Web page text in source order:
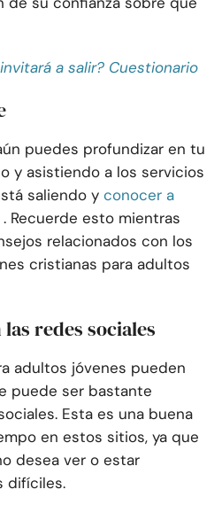
a salir? Cuestionario
puedes profundizar en tu
y asistiendo a los servicios
saliendo y conocer a
. Recuerde esto mientras
relacionados con los
cristianas para adultos
redes sociales
adultos jóvenes pueden
puede ser bastante
Esta es una buena
en estos sitios, ya que
desea ver o estar
difíciles.